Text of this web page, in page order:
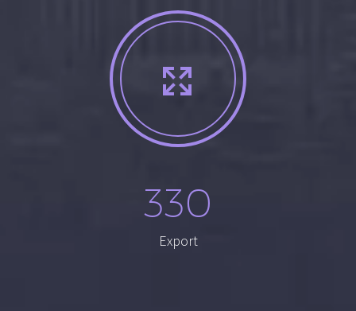


330
Export